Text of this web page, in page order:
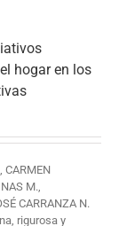
hogar en los
CARMEN
M.,
CARRANZA N.
rigurosa y